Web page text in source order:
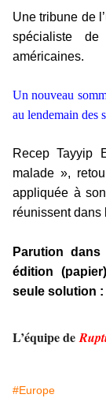
Une tribune de
spécialiste
américaines.
Un nouveau
au lendemain des
Recep Tayyip
malade »,
appliquée à
réunissent dans
Parution
édition
seule solution :
L’équipe de
#Europe